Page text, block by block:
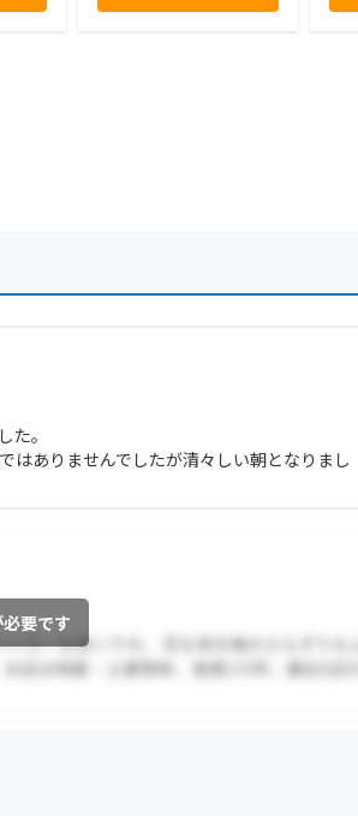
。
はありませんでしたが清々しい朝となりまし
必要です